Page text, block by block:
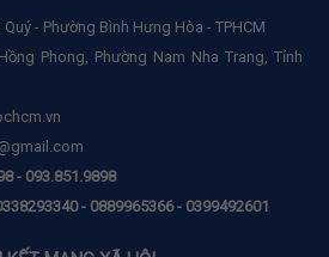
Quý - Phường Bình Hưng Hòa - TPHCM
Phong, Phường Nam Nha Trang, Tỉnh
- 093.851.9898
- 0889965366 - 0399492601